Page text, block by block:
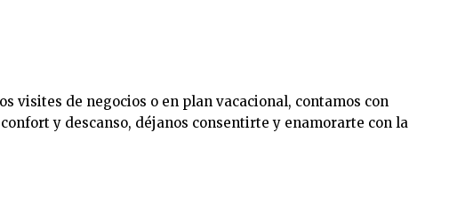
visites de negocios o en plan vacacional, contamos con
y descanso, déjanos consentirte y enamorarte con la